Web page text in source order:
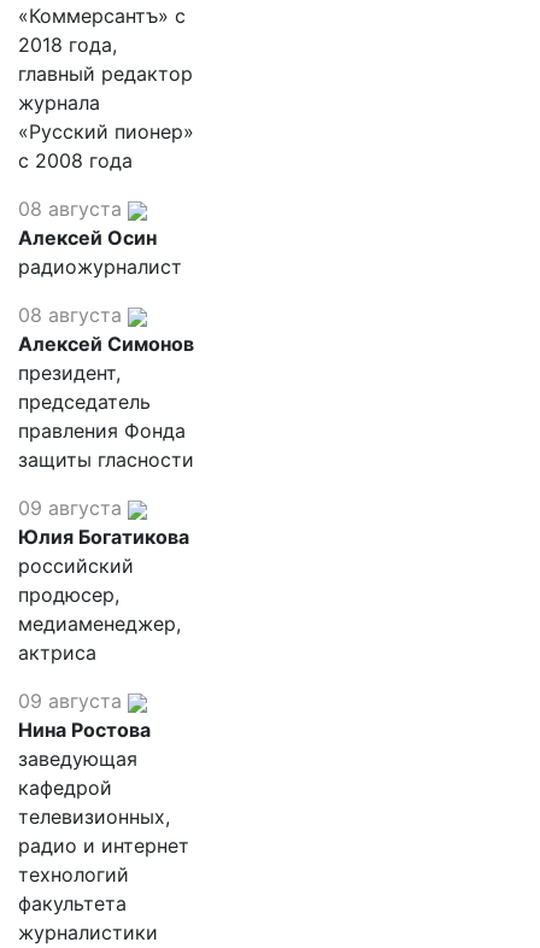
«Коммерсантъ» с
2018 года,
главный редактор
журнала
«Русский пионер»
с 2008 года
08 августа
Алексей Осин
радиожурналист
08 августа
Алексей Симонов
президент,
председатель
правления Фонда
защиты гласности
09 августа
Юлия Богатикова
российский
продюсер,
медиаменеджер,
актриса
09 августа
Нина Ростова
заведующая
кафедрой
телевизионных,
радио и интернет
технологий
факультета
журналистики